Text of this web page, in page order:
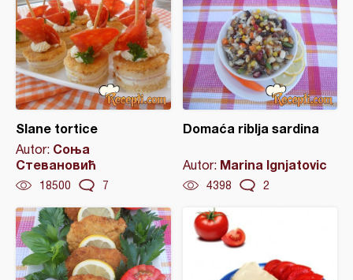
Slane tortice
Autor: Соња
Стевановић
18500 7
Domaća riblja sardina
Autor: Marina Ignjatovic
4398 2